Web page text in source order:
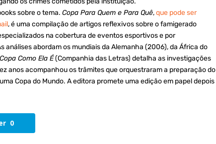
sobre o tema.Copa Para Quem e Para Quê,que pode ser
, é uma compilação de artigos reflexivos sobre o famigerado
na cobertura de eventos esportivos e por
análises abordam os mundiais da Alemanha (2006), da África do
Como Ela É(Companhia das Letras) detalha as investigações
anos acompanhou os trâmites que orquestraram a preparação do
Copa do Mundo. A editora promete uma edição em papel depois
0